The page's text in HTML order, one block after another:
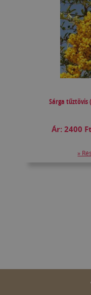
Sárga tűztövis
Ár:2400 Ft
»